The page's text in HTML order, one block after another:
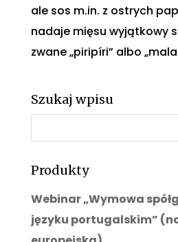
ale sos m.in. z ostrych
nadaje mięsu wyjątkowy
zwane „piripíri” albo
Szukaj wpisu
Produkty
Webinar „Wymowa
języku portugalskim”